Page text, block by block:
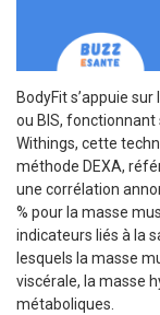
BodyFit s’appuie
ou BIS, fonctionnant
Withings, cette
méthode DEXA,
une corrélation
% pour la masse
indicateurs liés à la
lesquels la masse
viscérale, la masse
métaboliques.